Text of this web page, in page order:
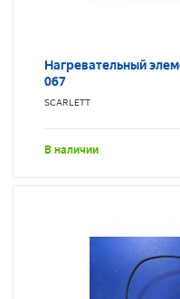
Нагревательный
067
SCARLETT
В наличии